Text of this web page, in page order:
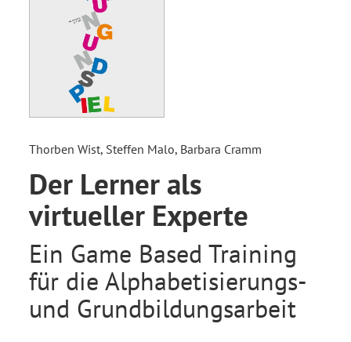
Thorben Wist, Steffen Malo, Barbara Cramm
Der Lerner als
virtueller Experte
Ein Game Based Training
für die Alphabetisierungs-
und Grundbildungsarbeit